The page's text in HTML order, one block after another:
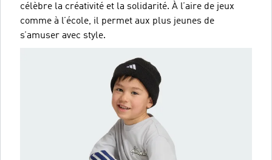
célèbre la créativité et la solidarité. À l’aire de jeux
comme à l’école, il permet aux plus jeunes de
s’amuser avec style.